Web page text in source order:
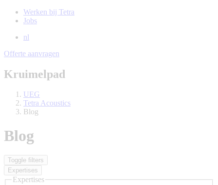
Werken bij Tetra
Jobs
nl
Offerte aanvragen
Kruimelpad
UEG
Tetra Acoustics
Blog
Blog
Toggle filters
Expertises
Expertises